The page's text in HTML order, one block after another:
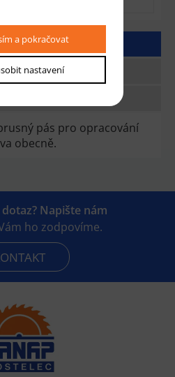
POPIS
PARAMETRY
pás pro opracování
obecně.
Napište nám
ho zodpovíme.
a pokračovat
nastavení